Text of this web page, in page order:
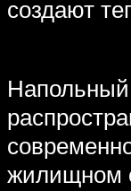
создают
Напольный
жилищном